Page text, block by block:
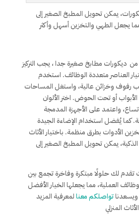
يمكن تحويل المطبخ الصغير إلى
يجعل الطهي والتخزين أسهل وأكثر
ديكورات مطابخ صغيرة جدا ، يجب التركيز
العناصر متعددة الوظائف. استخدم
رفوف وخزائن عالية، واستغل المساحات
أو تحت الحوض. اختر الألوان
واعتمد على الأجهزة المدمجة
كما يُفضل استخدام الإضاءة الجيدة
الأدوات بطرق منظمة. باختيار الأثاث
يمكن تحويل المطبخ الصغير إلى
تقدم لك حلولًا مبتكرة وفاخرة تجمع بين
العملية، مما يجعلها الخيار الأفضل
تواصلكم معنالمعرفية المزيد
المنزلي